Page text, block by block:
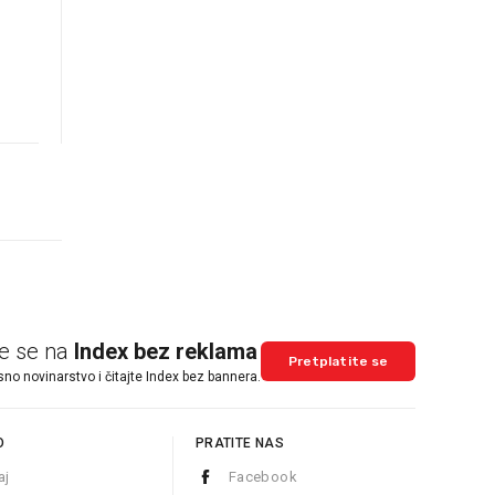
se na Index bez reklama
novinarstvo i čitajte Index bez bannera.
Pretplatite se
PRATITE NAS
Facebook